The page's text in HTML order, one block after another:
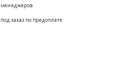
менеджеров
заказ по предоплате